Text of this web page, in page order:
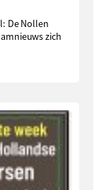
De Nollen
zich